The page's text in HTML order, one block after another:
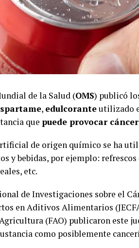
de la Salud (OMS) publicó
, edulcoranteutilizado
que puede provocar cáncer
de origen químico se ha
y bebidas, por ejemplo:
etc.
de Investigaciones sobre el
en Aditivos Alimentarios
(FAO) publicaron este
como posiblemente